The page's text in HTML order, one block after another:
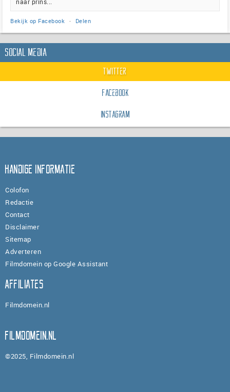
Bekijk op Facebook · Delen
Social Media
Twitter
Facebook
Instagram
Handige informatie
Colofon
Redactie
Contact
Disclaimer
Sitemap
Adverteren
Filmdomein op Google Assistant
Affiliates
Filmdomein.nl
Filmdomein.nl
©2025, Filmdomein.nl